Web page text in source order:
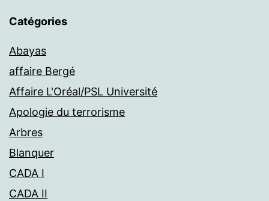
Catégories
Abayas
affaire Bergé
Affaire L'Oréal/PSL Université
Apologie du terrorisme
Arbres
Blanquer
CADA I
CADA II